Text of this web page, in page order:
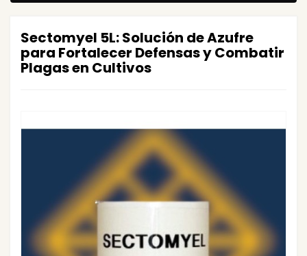
Sectomyel 5L: Solución de Azufre
para Fortalecer Defensas y Combatir
Plagas en Cultivos